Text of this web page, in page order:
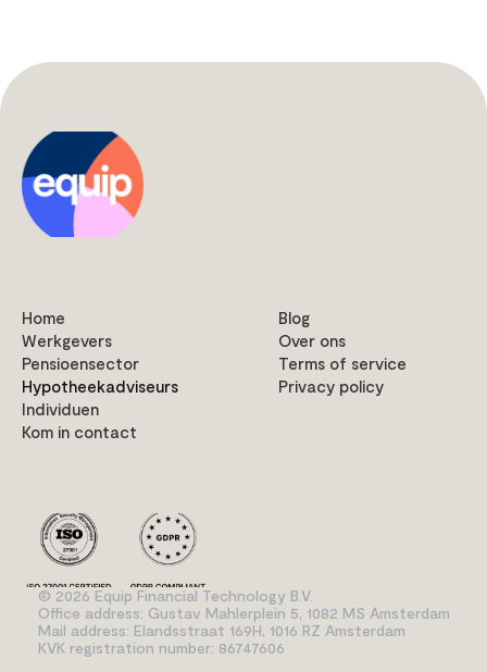
Home
Werkgevers
Pensioensector
Hypotheekadviseurs
Individuen
Kom in contact
Blog
Over ons
Terms of service
Privacy policy
© 2026 Equip Financial Technology B.V.
Office address: Gustav Mahlerplein 5, 1082 MS Amsterdam
Mail address: Elandsstraat 169H, 1016 RZ Amsterdam
KVK registration number: 86747606